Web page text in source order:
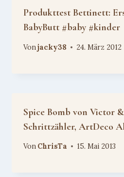
Produkttest Bettinett:
BabyButt #baby #kinder
Vonjacky38 24. März 2012
Spice Bomb von Victor
Schrittzähler, ArtDeco
Von ChrisTa 15. Mai 2013